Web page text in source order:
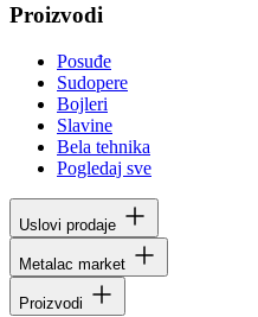
Proizvodi
Posuđe
Sudopere
Bojleri
Slavine
Bela tehnika
Pogledaj sve
Uslovi prodaje
Metalac market
Proizvodi